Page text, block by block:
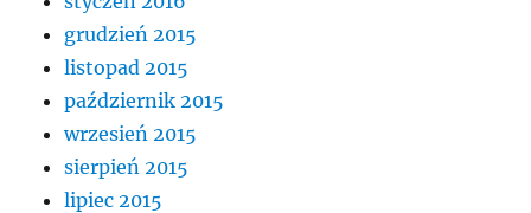
grudzień 2015
listopad 2015
październik 2015
wrzesień 2015
sierpień 2015
lipiec 2015